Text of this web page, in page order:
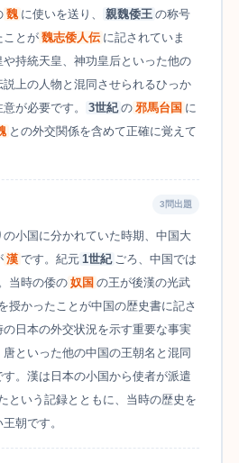
魏 に使いを送り、 親魏倭王 の称号
ことが 魏志倭人伝 に記されていま
持統天皇、神功皇后といった他の
上の人物と混同させられるひっか
が必要です。
3世紀 の 邪馬台国 に
との外交関係を含めて正確に覚えて
3問出題
小国に分かれていた時期、中国大
漢 です。紀元 1世紀 ごろ、中国では
当時の倭の 奴国 の王が後漢の光武
授かったことが中国の歴史書に記さ
日本の外交状況を示す重要な事実
といった他の中国の王朝名と混同
。漢は日本の小国から使者が派遣
という記録とともに、当時の歴史を
朝です。